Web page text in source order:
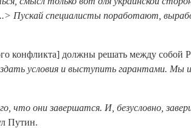
Пускай специалисты поработают,
конфликта] должны решать между собой
условия и выступить гарантами. Мы
что они завершатся. И, безусловно,
Путин.